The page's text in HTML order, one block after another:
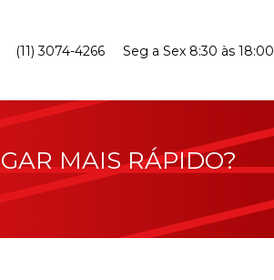
(11) 3074-4266 Seg a Sex 8:30 às 18:00
MAIS RÁPIDO?